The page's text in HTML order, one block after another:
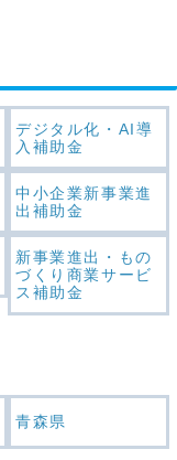
デジタル化・AI導
入補助金
中小企業新事業進
出補助金
新事業進出・もの
づくり商業サービ
ス補助金
青森県